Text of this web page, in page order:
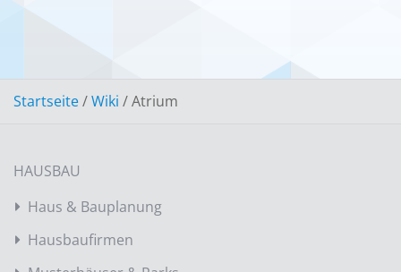
Startseite/Wiki /Atrium
HAUSBAU
Haus & Bauplanung
Hausbaufirmen